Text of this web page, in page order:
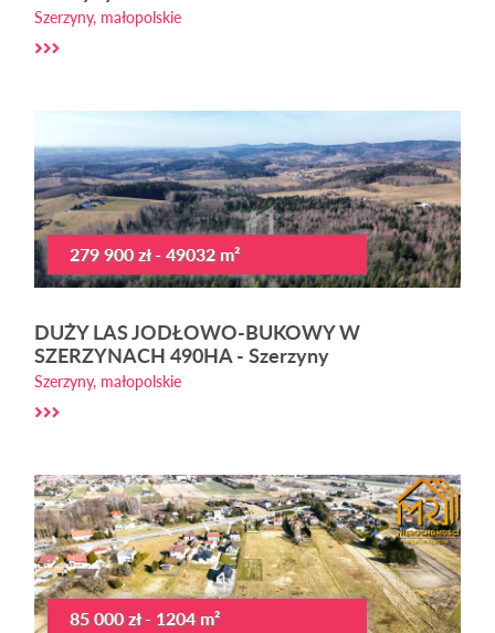
Szerzyny, małopolskie
279 900 zł - 49032 m²
DUŻY LAS JODŁOWO-BUKOWY W
SZERZYNACH 490HA - Szerzyny
Szerzyny, małopolskie
85 000 zł - 1204 m²